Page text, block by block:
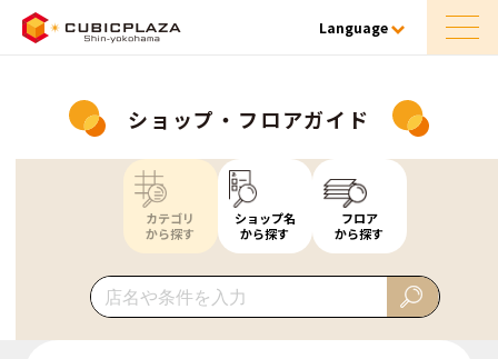
Language
ショップ・フロアガイド
カテゴリ
から探す
ショップ名
から探す
フロア
から探す